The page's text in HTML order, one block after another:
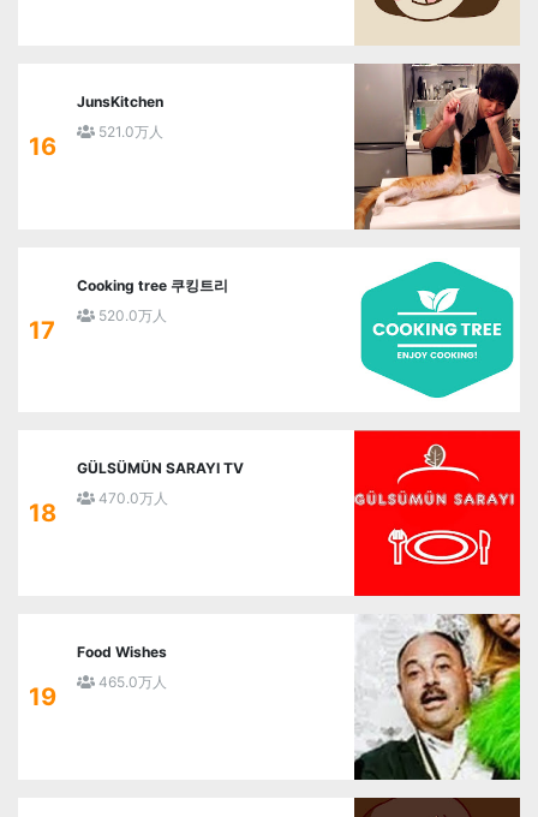
16
JunsKitchen
521.0万人
17
Cooking tree 쿠킹트리
520.0万人
18
GÜLSÜMÜN SARAYI TV
470.0万人
19
Food Wishes
465.0万人